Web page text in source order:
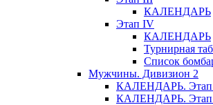
КАЛЕНДАРЬ
Этап IV
КАЛЕНДАРЬ
Турнирная
Список
Мужчины. Дивизион 2
КАЛЕНДАРЬ.
КАЛЕНДАРЬ.